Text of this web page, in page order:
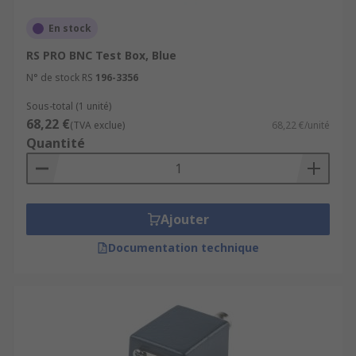
En stock
RS PRO BNC Test Box, Blue
N° de stock RS 196-3356
Sous-total (1 unité)
68,22 €(TVA exclue) 68,22 €/unité
Quantité
Ajouter
Documentation technique